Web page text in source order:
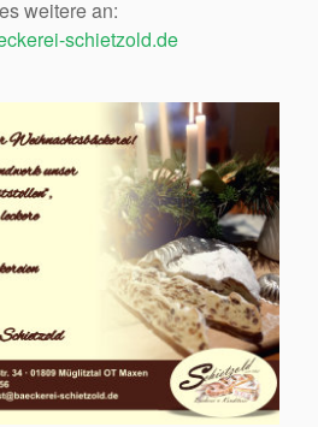
weitere an:
schietzold.de